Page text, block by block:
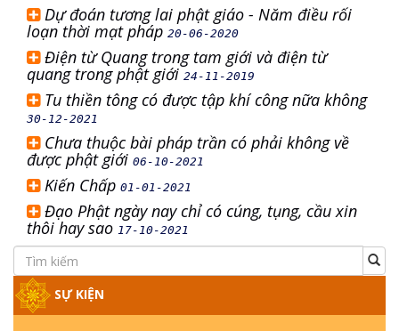
Dự đoán tương lai phật giáo - Năm điều rối
loạn thời mạt pháp 20-06-2020
Điện từ Quang trong tam giới và điện từ
quang trong phật giới24-11-2019
Tu thiền tông có được tập khí công nữa không
30-12-2021
Chưa thuộc bài pháp trần có phải không về
được phật giới 06-10-2021
Kiến Chấp 01-01-2021
Đạo Phật ngày nay chỉ có cúng, tụng, cầu xin
thôi hay sao 17-10-2021
SỰ KIỆN